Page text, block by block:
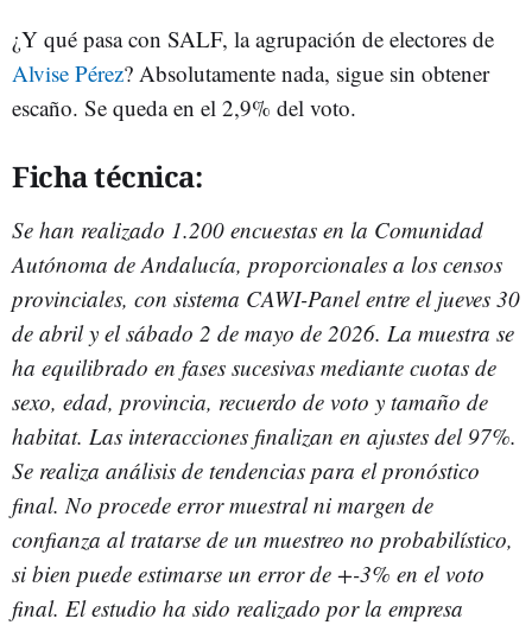
¿Y qué pasa con SALF, la agrupación de electores de
Alvise Pérez? Absolutamente nada, sigue sin obtener
escaño. Se queda en el 2,9% del voto.
Ficha técnica:
Se han realizado 1.200 encuestas en la Comunidad
Autónoma de Andalucía, proporcionales a los censos
provinciales, con sistema CAWI-Panel entre el jueves 30
de abril y el sábado 2 de mayo de 2026. La muestra se
ha equilibrado en fases sucesivas mediante cuotas de
sexo, edad, provincia, recuerdo de voto y tamaño de
habitat. Las interacciones finalizan en ajustes del 97%.
Se realiza análisis de tendencias para el pronóstico
final. No procede error muestral ni margen de
confianza al tratarse de un muestreo no probabilístico,
si bien puede estimarse un error de +-3% en el voto
final. El estudio ha sido realizado por la empresa